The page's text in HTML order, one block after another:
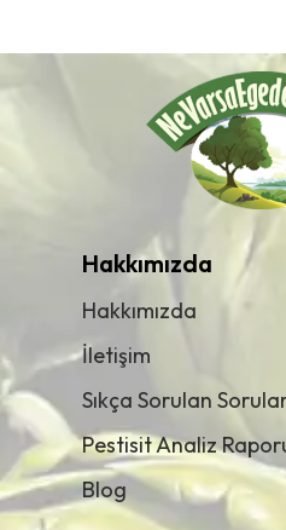
Hakkımızda
Hakkımızda
İletişim
Sıkça Sorulan
Pestisit Analiz
Blog